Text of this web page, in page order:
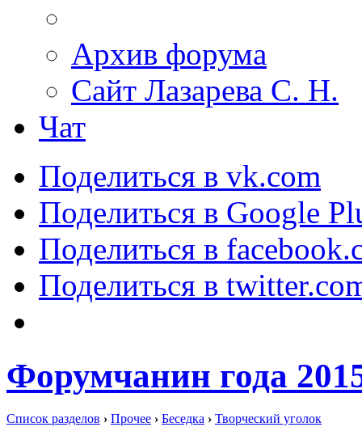
Архив форума
Сайт Лазарева С. Н.
Чат
Поделиться в vk.com
Поделиться в Google
Поделиться в
Поделиться в
Форумчанин года
Список разделов › Прочее › Беседка › Творческий уголок